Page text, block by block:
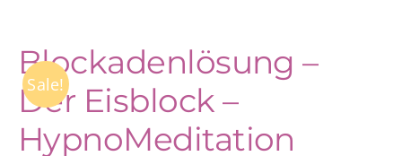
Sale!
Blockadenlösung –
Der Eisblock –
HypnoMeditation